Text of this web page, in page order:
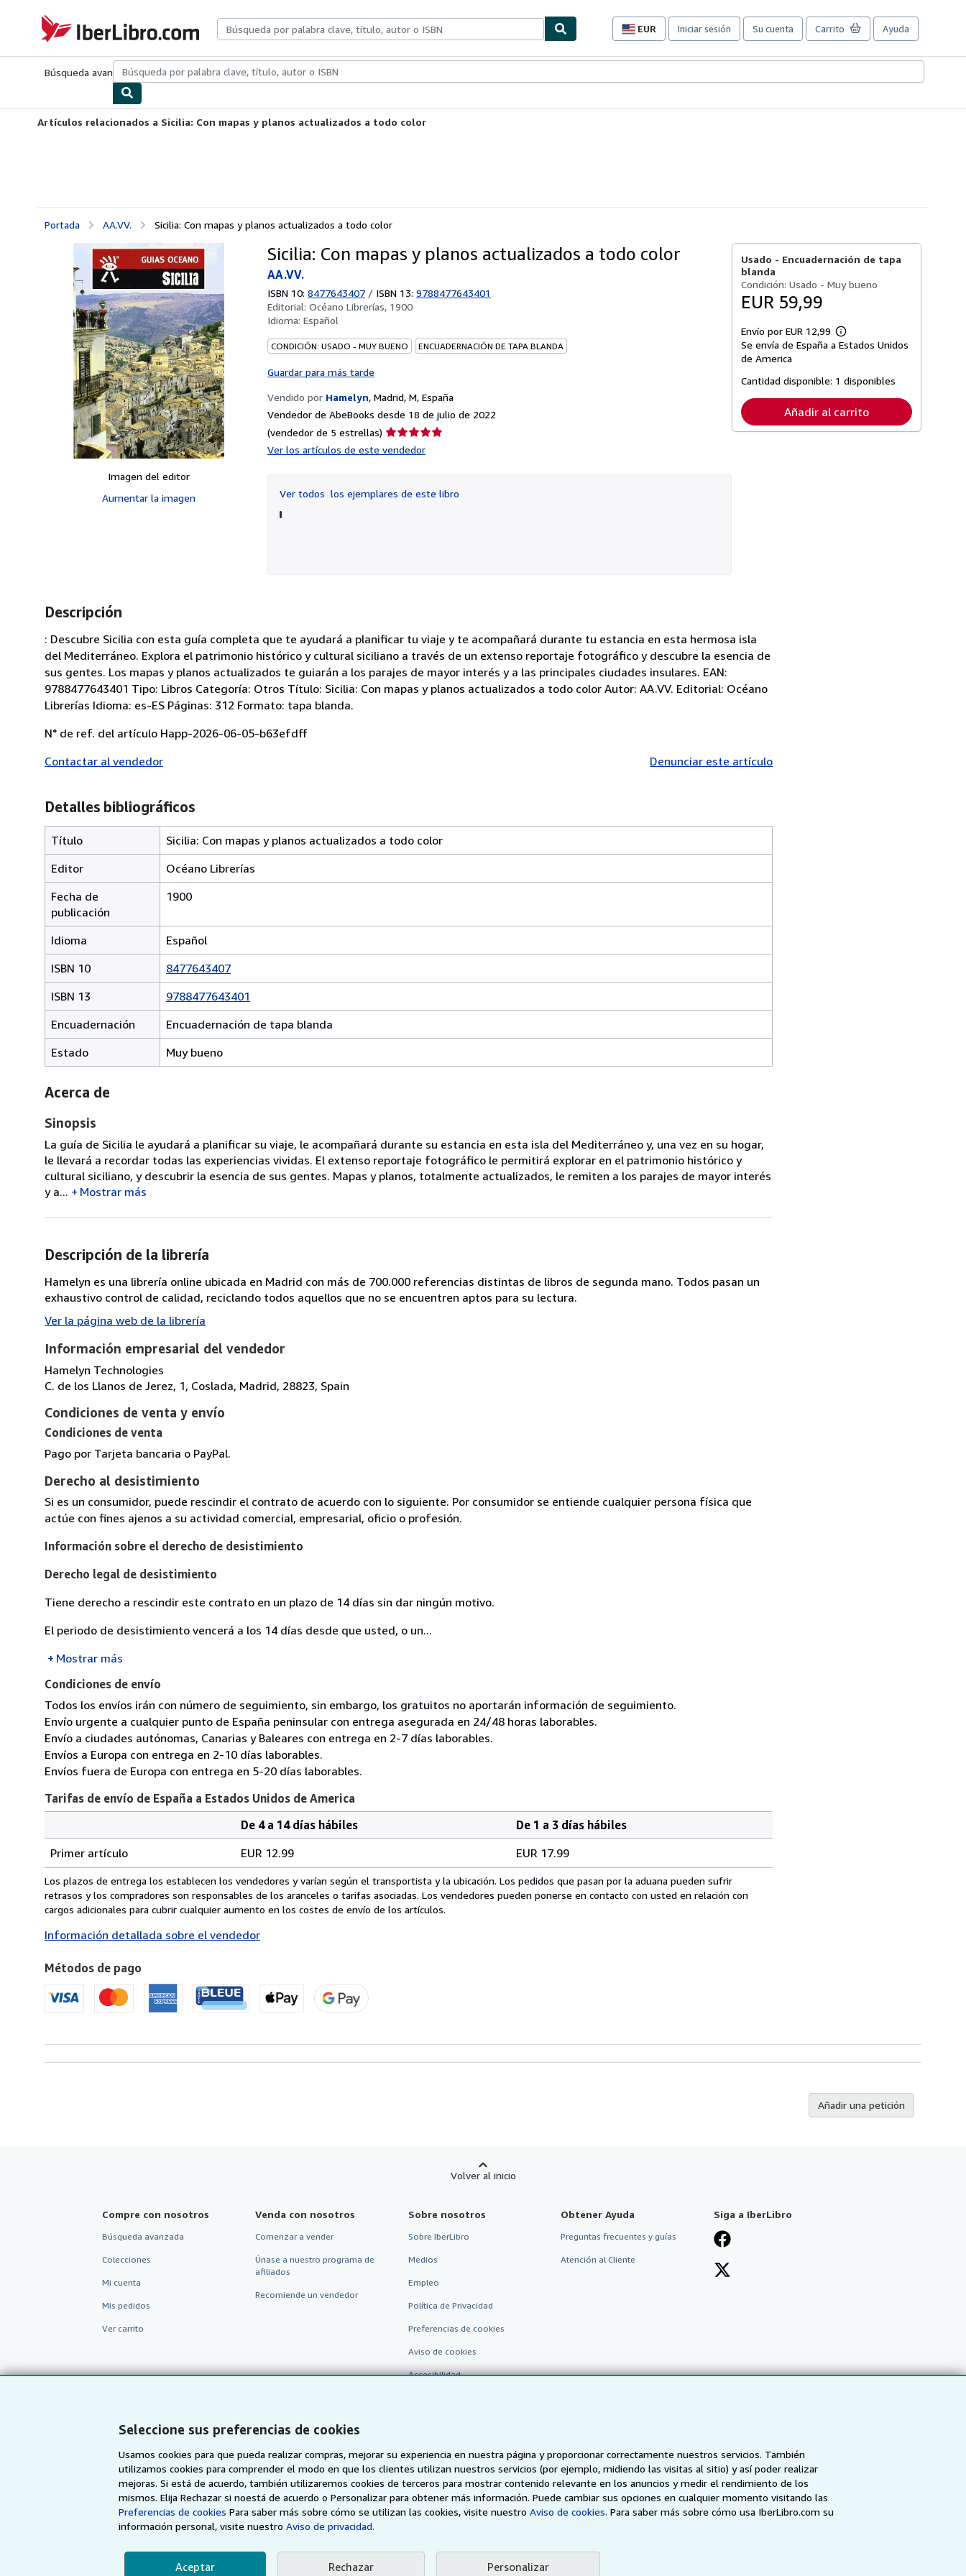
Seleccione sus preferencias de cookies
Usamos cookies para que pueda realizar compras, mejorar su experiencia en nuestra página y proporcionar correctamente nuestros servicios. También
utilizamos cookies para comprender el modo en que los clientes utilizan nuestros servicios (por ejemplo, midiendo las visitas al sitio) y así poder realizar
mejoras. Si está de acuerdo, también utilizaremos cookies de terceros para mostrar contenido relevante en los anuncios y medir el rendimiento de los
mismos. Elija Rechazar si noestá de acuerdo o Personalizar para obtener más información. Puede cambiar sus opciones en cualquier momento visitando las
Preferencias de cookies Para saber más sobre cómo se utilizan las cookies, visite nuestroAviso de cookies. Para saber más sobre cómo usa IberLibro.com su
información personal, visite nuestroAviso de privacidad.
Aceptar Rechazar Personalizar
IberLibro.com
EUR
Preferencias
compra
sitio.
Iniciar sesión Su cuenta Carrito Ayuda
Búsqueda avanzadaColecciones Libros antiguosArte y coleccionismo
Artículos relacionados a Sicilia: Con mapas y planos actualizados a todo color
Portada AA.VV. Sicilia: Con mapas y planos actualizados a todo color
Imagen del editor
Aumentar la imagen
Sicilia: Con mapas y planos actualizados a todo color
AA.VV.
ISBN 10: 8477643407 / ISBN 13: 9788477643401
Editorial: Océano Librerías, 1900
Idioma: Español
CONDICIÓN: USADO - MUY BUENO ENCUADERNACIÓN DE TAPA BLANDA
Guardar para más tarde
Vendido por Hamelyn, Madrid, M, España
Vendedor de AbeBooks desde 18 de julio de 2022
(vendedor de 5 estrellas) Calificación
Ver los artículos de este vendedor
Ver todos los ejemplares de este libro
Usado - Encuadernación de tapa
blanda
Condición: Usado - Muy bueno
EUR 59,99
Envío por EUR 12,99
Más
información
tarifas
envío
Se envía de España a Estados Unidos
de America
Cantidad disponible: 1 disponibles
Añadir al carrito
Descripción
: Descubre Sicilia con esta guía completa que te ayudará a planificar tu viaje y te acompañará durante tu estancia en esta hermosa isla
del Mediterráneo. Explora el patrimonio histórico y cultural siciliano a través de un extenso reportaje fotográfico y descubre la esencia de
sus gentes. Los mapas y planos actualizados te guiarán a los parajes de mayor interés y a las principales ciudades insulares. EAN:
9788477643401 Tipo: Libros Categoría: Otros Título: Sicilia: Con mapas y planos actualizados a todo color Autor: AA.VV. Editorial: Océano
Librerías Idioma: es-ES Páginas: 312 Formato: tapa blanda.
N° de ref. del artículo Happ-2026-06-05-b63efdff
Contactar al vendedor
Denunciar este artículo
Detalles bibliográficos
Título
Sicilia: Con mapas y planos actualizados a todo color
Editor
Océano Librerías
Fecha de
publicación
1900
Idioma
Español
ISBN 10
8477643407
ISBN 13
9788477643401
Encuadernación
Encuadernación de tapa blanda
Estado
Muy bueno
Acerca de
Sinopsis
La guía de Sicilia le ayudará a planificar su viaje, le acompañará durante su estancia en esta isla del Mediterráneo y, una vez en su hogar,
le llevará a recordar todas las experiencias vividas. El extenso reportaje fotográfico le permitirá explorar en el patrimonio histórico y
cultural siciliano, y descubrir la esencia de sus gentes. Mapas y planos, totalmente actualizados, le remiten a los parajes de mayor interés
y a...
Mostrar más
Descripción de la librería
Hamelyn es una librería online ubicada en Madrid con más de 700.000 referencias distintas de libros de segunda mano. Todos pasan un
exhaustivo control de calidad, reciclando todos aquellos que no se encuentren aptos para su lectura.
Ver la página web de la librería
Información empresarial del vendedor
Hamelyn Technologies
C. de los Llanos de Jerez, 1, Coslada, Madrid, 28823, Spain
Condiciones de venta y envío
Condiciones de venta
Pago por Tarjeta bancaria o PayPal.
Derecho al desistimiento
Si es un consumidor, puede rescindir el contrato de acuerdo con lo siguiente. Por consumidor se entiende cualquier persona física que
actúe con fines ajenos a su actividad comercial, empresarial, oficio o profesión.
Información sobre el derecho de desistimiento
Derecho legal de desistimiento
Tiene derecho a rescindir este contrato en un plazo de 14 días sin dar ningún motivo.
El periodo de desistimiento vencerá a los 14 días desde que usted, o un...
Mostrar más
Condiciones de envío
Todos los envíos irán con número de seguimiento, sin embargo, los gratuitos no aportarán información de seguimiento.
Envío urgente a cualquier punto de España peninsular con entrega asegurada en 24/48 horas laborables.
Envío a ciudades autónomas, Canarias y Baleares con entrega en 2-7 días laborables.
Envíos a Europa con entrega en 2-10 días laborables.
Envíos fuera de Europa con entrega en 5-20 días laborables.
Tarifas de envío de España a Estados Unidos de America
de
envío
de
España
Estados
de
America
pedido
De 4 a 14 días hábiles
De 1 a 3 días hábiles
Primer artículo
EUR 12.99 EUR 17.99
Los plazos de entrega los establecen los vendedores y varían según el transportista y la ubicación. Los pedidos que pasan por la aduana pueden sufrir
retrasos y los compradores son responsables de los aranceles o tarifas asociadas. Los vendedores pueden ponerse en contacto con usted en relación con
cargos adicionales para cubrir cualquier aumento en los costes de envío de los artículos.
Información detallada sobre el vendedor
Métodos de pago
Añadir una petición
Volver al inicio
Compre con nosotros
Búsqueda avanzada
Colecciones
Mi cuenta
Mis pedidos
Ver carrito
Venda con nosotros
Comenzar a vender
Únase a nuestro programa de
afiliados
Recomiende un vendedor
Sobre nosotros
Sobre IberLibro
Medios
Empleo
Política de Privacidad
Preferencias de cookies
Aviso de cookies
Accesibilidad
Obtener Ayuda
Preguntas frecuentes y guías
Atención al Cliente
Siga a IberLibro
AbeBooks.com AbeBooks.co.uk AbeBooks.de AbeBooks.fr AbeBooks.it AbeBooks Aus/NZ AbeBooks.ca ZVAB.com